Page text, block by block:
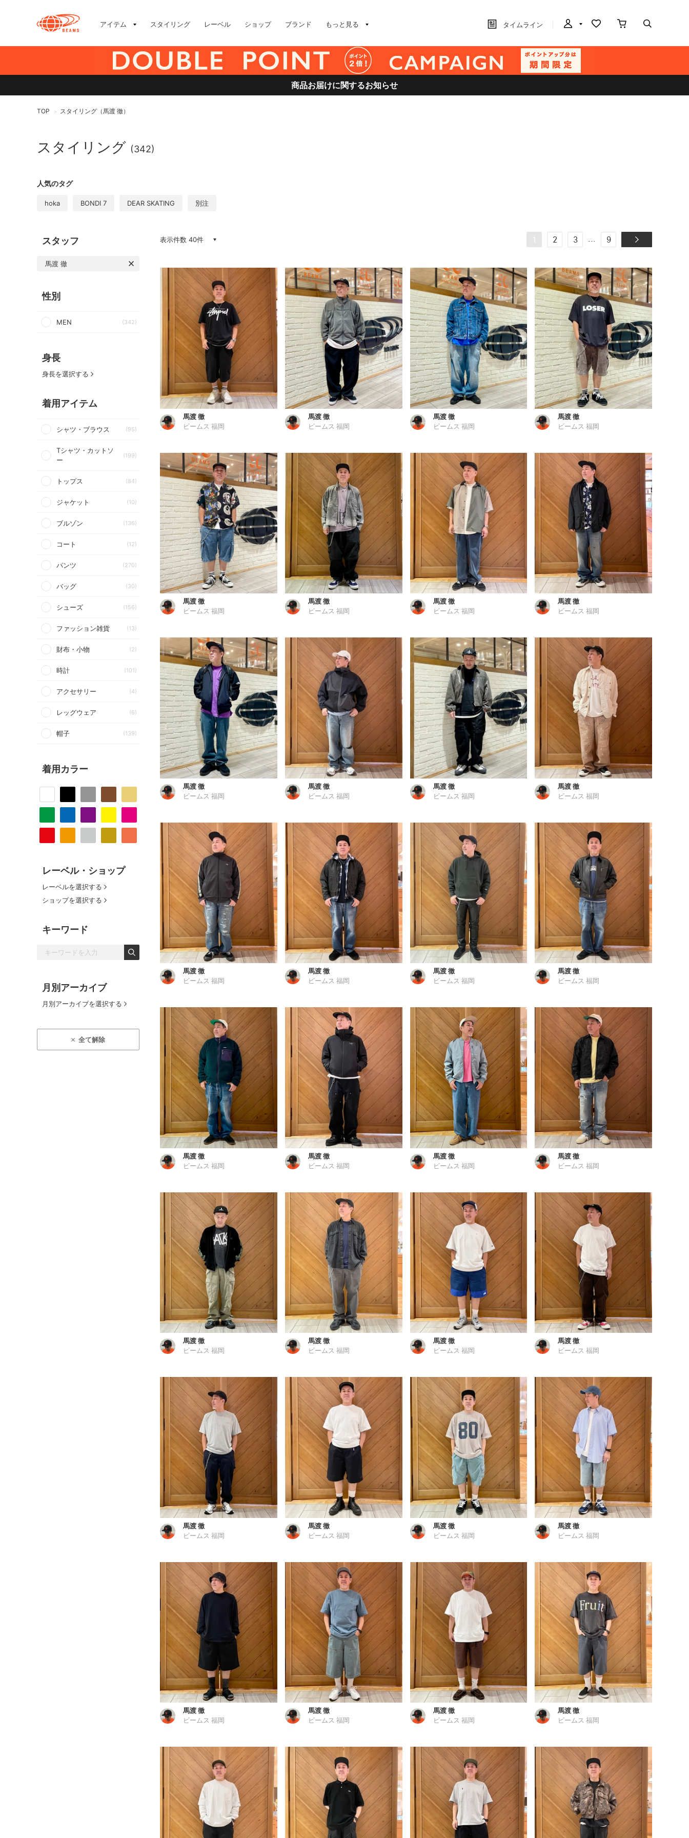
アイテム スタイリング レーベル ショップ ブランド もっと見る タイムライン
商品お届けに関するお知らせ
TOP > スタイリング（馬渡 徹）
スタイリング (342)
人気のタグ
hoka BONDI 7 DEAR SKATING 別注
スタッフ
馬渡 徹
性別
MEN (342)
身長
身長を選択する
着用アイテム
シャツ・ブラウス (95)
Tシャツ・カットソ
ー
(199)
トップス (84)
ジャケット (10)
ブルゾン (136)
コート (12)
パンツ (270)
バッグ (30)
シューズ (156)
ファッション雑貨 (13)
財布・小物 (2)
時計 (101)
アクセサリー (4)
レッグウェア (6)
帽子 (139)
着用カラー
レーベル・ショップ
レーベルを選択する
ショップを選択する
キーワード
月別アーカイブ
月別アーカイブを選択する
全て解除
表示件数 40件 1 2 3 ... 9
馬渡 徹
ビームス 福岡
馬渡 徹
ビームス 福岡
馬渡 徹
ビームス 福岡
馬渡 徹
ビームス 福岡
馬渡 徹
ビームス 福岡
馬渡 徹
ビームス 福岡
馬渡 徹
ビームス 福岡
馬渡 徹
ビームス 福岡
馬渡 徹
ビームス 福岡
馬渡 徹
ビームス 福岡
馬渡 徹
ビームス 福岡
馬渡 徹
ビームス 福岡
馬渡 徹
ビームス 福岡
馬渡 徹
ビームス 福岡
馬渡 徹
ビームス 福岡
馬渡 徹
ビームス 福岡
馬渡 徹
ビームス 福岡
馬渡 徹
ビームス 福岡
馬渡 徹
ビームス 福岡
馬渡 徹
ビームス 福岡
馬渡 徹
ビームス 福岡
馬渡 徹
ビームス 福岡
馬渡 徹
ビームス 福岡
馬渡 徹
ビームス 福岡
馬渡 徹
ビームス 福岡
馬渡 徹
ビームス 福岡
馬渡 徹
ビームス 福岡
馬渡 徹
ビームス 福岡
馬渡 徹
ビームス 福岡
馬渡 徹
ビームス 福岡
馬渡 徹
ビームス 福岡
馬渡 徹
ビームス 福岡